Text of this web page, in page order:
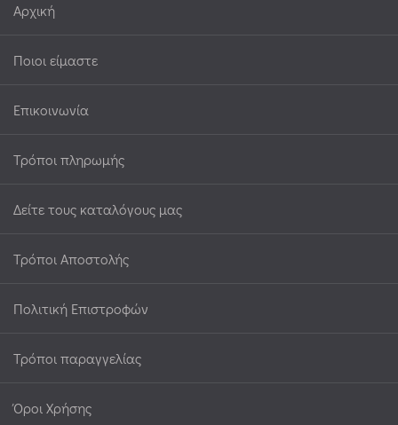
Αρχική
Ποιοι είμαστε
Επικοινωνία
Τρόποι πληρωμής
Δείτε τους καταλόγους μας
Τρόποι Αποστολής
Πολιτική Επιστροφών
Τρόποι παραγγελίας
Όροι Χρήσης